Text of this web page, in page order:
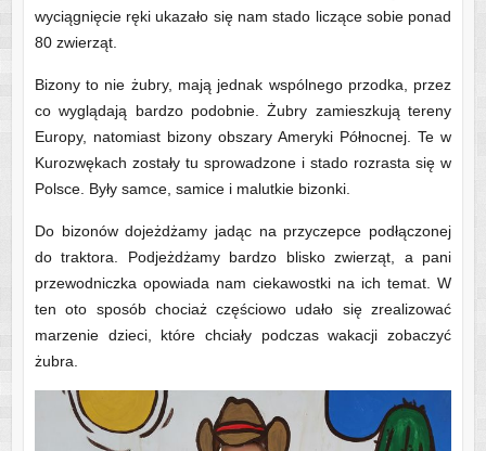
wyciągnięcie ręki ukazało się nam stado liczące sobie ponad
80 zwierząt.
Bizony to nie żubry, mają jednak wspólnego przodka, przez
co wyglądają bardzo podobnie. Żubry zamieszkują tereny
Europy, natomiast bizony obszary Ameryki Północnej. Te w
Kurozwękach zostały tu sprowadzone i stado rozrasta się w
Polsce. Były samce, samice i malutkie bizonki.
Do bizonów dojeżdżamy jadąc na przyczepce podłączonej
do traktora. Podjeżdżamy bardzo blisko zwierząt, a pani
przewodniczka opowiada nam ciekawostki na ich temat. W
ten oto sposób chociaż częściowo udało się zrealizować
marzenie dzieci, które chciały podczas wakacji zobaczyć
żubra.